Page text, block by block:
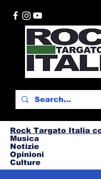
Rock Targato Italia
Musica
Notizie
Opinioni
Culture